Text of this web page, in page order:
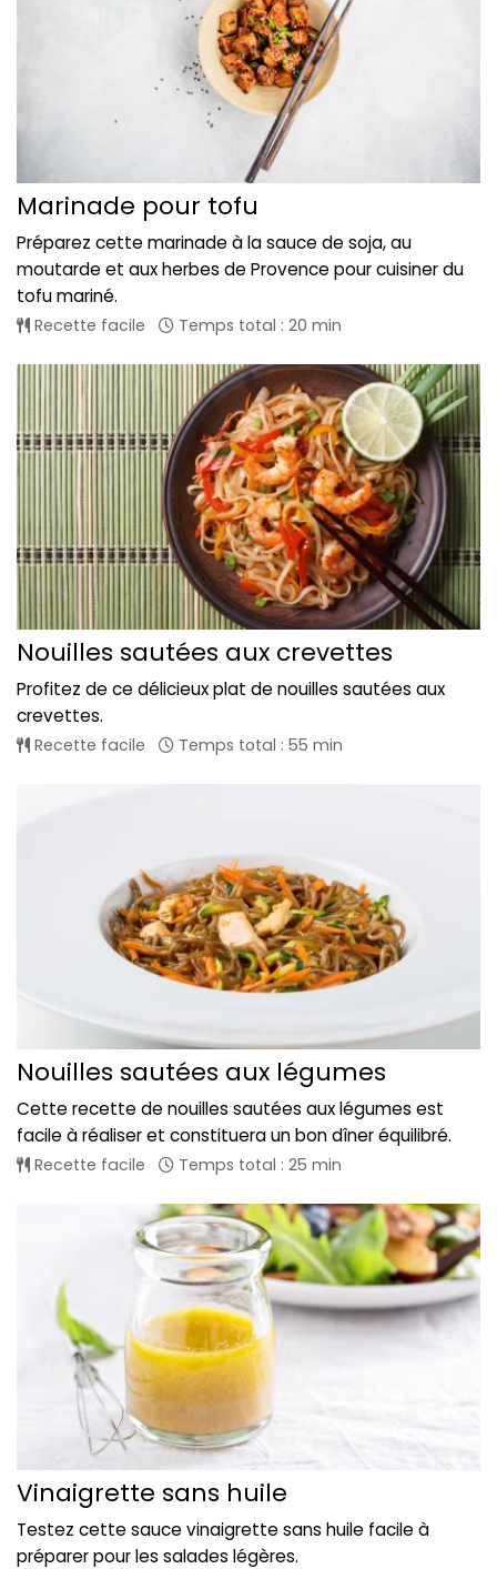
Marinade pour tofu
Préparez cette marinade à la sauce de soja, au
moutarde et aux herbes de Provence pour cuisiner du
tofu mariné.
Recette facile Temps total : 20 min
Nouilles sautées aux crevettes
Profitez de ce délicieux plat de nouilles sautées aux
crevettes.
Recette facile Temps total : 55 min
Nouilles sautées aux légumes
Cette recette de nouilles sautées aux légumes est
facile à réaliser et constituera un bon dîner équilibré.
Recette facile Temps total : 25 min
Vinaigrette sans huile
Testez cette sauce vinaigrette sans huile facile à
préparer pour les salades légères.